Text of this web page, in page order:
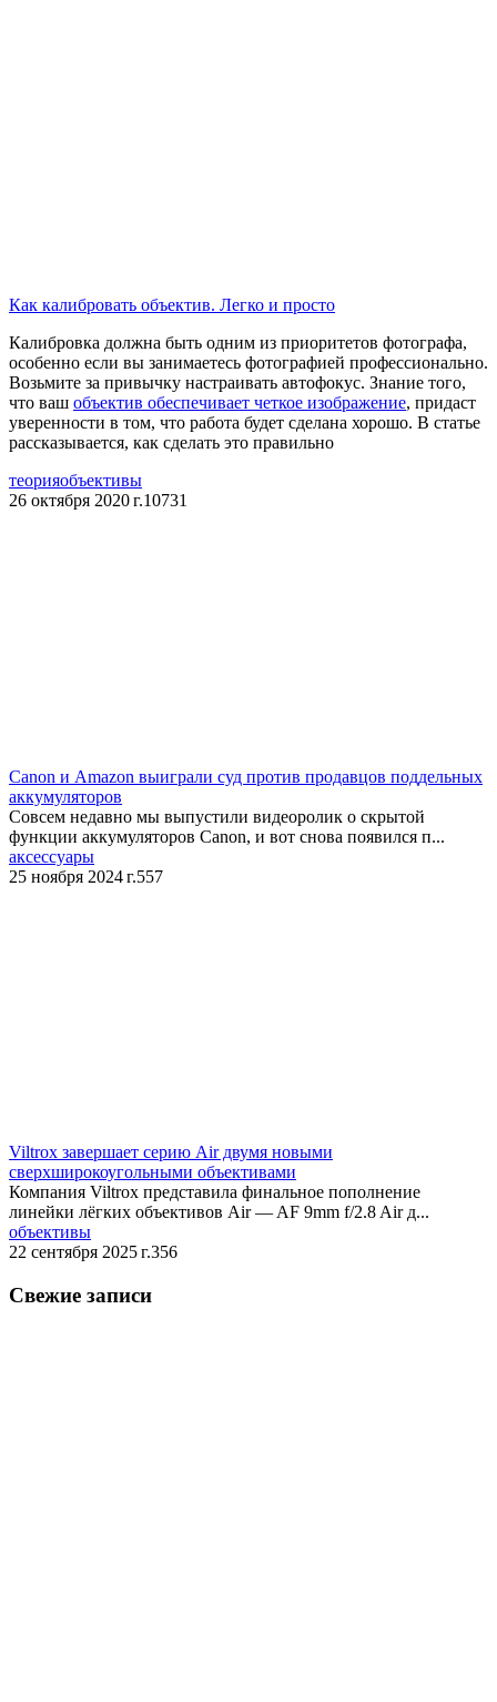
Как калибровать объектив. Легко и просто
Калибровка должна быть одним из приоритетов фотографа,
особенно если вы занимаетесь фотографией профессионально.
Возьмите за привычку настраивать автофокус. Знание того,
что ваш объектив обеспечивает четкое изображение, придаст
уверенности в том, что работа будет сделана хорошо. В статье
рассказывается, как сделать это правильно
теорияобъективы
26 октября 2020 г.10731
​Canon и Amazon выиграли суд против продавцов поддельных
аккумуляторов
Совсем недавно мы выпустили видеоролик о скрытой
функции аккумуляторов Canon, и вот снова появился п...
аксессуары
25 ноября 2024 г.557
Viltrox завершает серию Air двумя новыми
сверхширокоугольными объективами
Компания Viltrox представила финальное пополнение
линейки лёгких объективов Air — AF 9mm f/2.8 Air д...
объективы
22 сентября 2025 г.356
Свежие записи